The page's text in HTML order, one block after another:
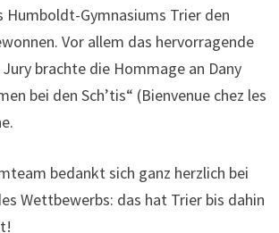
Humboldt-Gymnasiums Trier den
Vor allem das hervorragende
brachte die Hommage an Dany
bei den Sch’tis“ (Bienvenue chez les
bedankt sich ganz herzlich bei
Wettbewerbs: das hat Trier bis dahin